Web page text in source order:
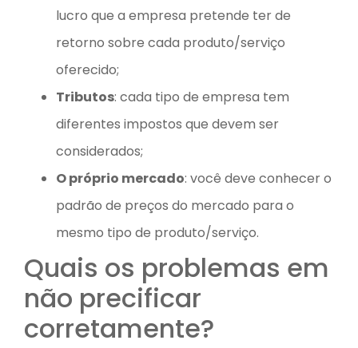
lucro que a empresa pretende ter de
retorno sobre cada produto/serviço
oferecido;
Tributos: cada tipo de empresa tem
diferentes impostos que devem ser
considerados;
O próprio mercado: você deve conhecer o
padrão de preços do mercado para o
mesmo tipo de produto/serviço.
Quais os problemas em
não precificar
corretamente?